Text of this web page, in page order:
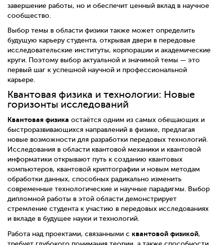
завершение работы, но и обеспечит ценный вклад в научное
сообщество.
Выбор темы в области физики также может определить
будущую карьеру студента, открывая двери в передовые
исследовательские институты, корпорации и академические
круги. Поэтому выбор актуальной и значимой темы — это
первый шаг к успешной научной и профессиональной
карьере.
Квантовая физика и технологии: Новые
горизонты исследований
Квантовая физика остаётся одним из самых обещающих и
быстроразвивающихся направлений в физике, предлагая
новые возможности для разработки передовых технологий.
Исследования в области квантовой механики и квантовой
информатики открывают путь к созданию квантовых
компьютеров, квантовой криптографии и новым методам
обработки данных, способных радикально изменить
современные технологические и научные парадигмы. Выбор
дипломной работы в этой области демонстрирует
стремление студента к участию в передовых исследованиях
и вкладе в будущее науки и технологий.
Работа над проектами, связанными с квантовой физикой,